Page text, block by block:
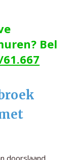
Bel
doorslaand